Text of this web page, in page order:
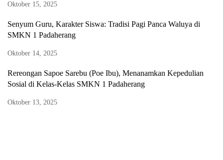
Oktober 15, 2025
Senyum Guru, Karakter Siswa: Tradisi Pagi Panca Waluya di
SMKN 1 Padaherang
Oktober 14, 2025
Rereongan Sapoe Sarebu (Poe Ibu), Menanamkan Kepedulian
Sosial di Kelas-Kelas SMKN 1 Padaherang
Oktober 13, 2025